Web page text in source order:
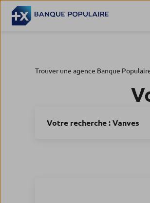
Trouver une agence Banque
Votre recherche : Vanves